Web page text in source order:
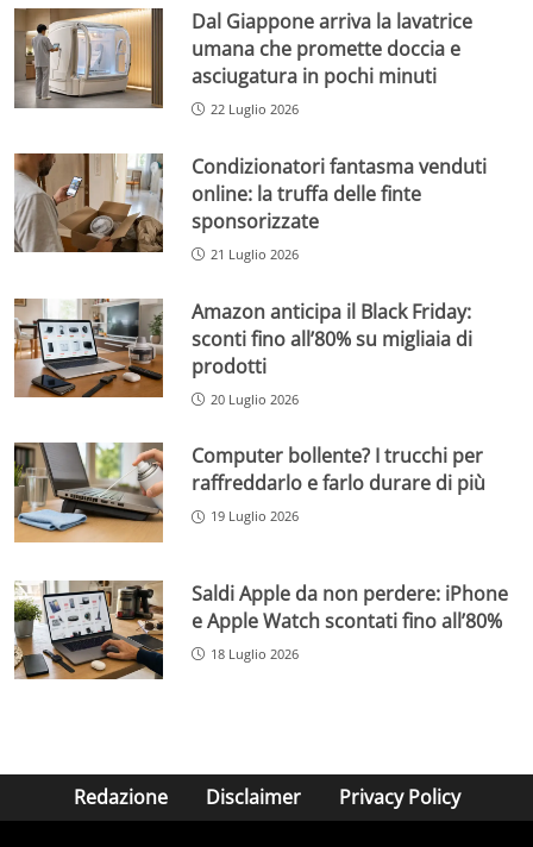
Dal Giappone arriva la lavatrice
umana che promette doccia e
asciugatura in pochi minuti
22 Luglio 2026
Condizionatori fantasma venduti
online: la truffa delle finte
sponsorizzate
21 Luglio 2026
Amazon anticipa il Black Friday:
sconti fino all’80% su migliaia di
prodotti
20 Luglio 2026
Computer bollente? I trucchi per
raffreddarlo e farlo durare di più
19 Luglio 2026
Saldi Apple da non perdere: iPhone
e Apple Watch scontati fino all’80%
18 Luglio 2026
Redazione Disclaimer Privacy Policy